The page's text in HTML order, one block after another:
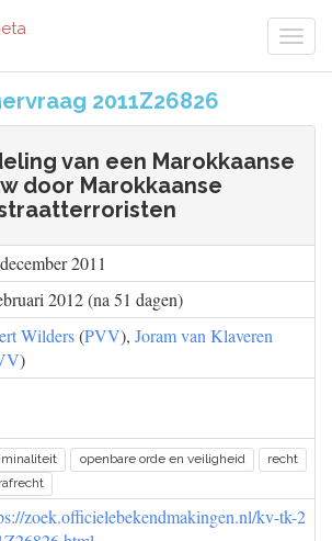
2011Z26826
van een Marokkaanse
door Marokkaanse
2011
2012 (na 51 dagen)
Wilders(PVV), Joram van Klaveren
)
openbare orde en veiligheid
recht
zoek.officielebekendmakingen.nl/kv-tk-2